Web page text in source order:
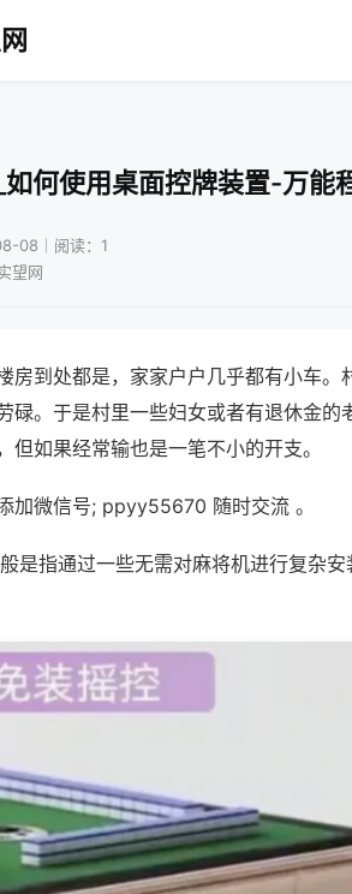
何使用桌面控牌装置-万能
08｜阅读：1
望网
到处都是，家家户户几乎都有小车。
碌。于是村里一些妇女或者有退休金的
如果经常输也是一笔不小的开支。
加微信号; ppyy55670 随时交流 。
是指通过一些无需对麻将机进行复杂安